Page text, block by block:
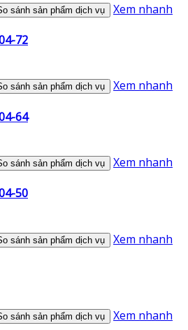
sánh sản phẩm dịch vụ Xem nhanh
72
sánh sản phẩm dịch vụ Xem nhanh
64
sánh sản phẩm dịch vụ Xem nhanh
50
sánh sản phẩm dịch vụ Xem nhanh
sánh sản phẩm dịch vụ Xem nhanh